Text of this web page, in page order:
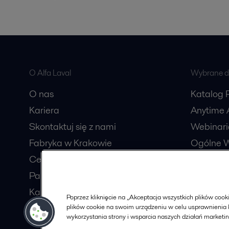
O Alfa Laval
O nas
Kariera
Skontaktuj się z nami
Fabryka w Krakowie
Centrum usług wspólnych
Partnerzy handlowi
Karty charakterystyki
Zostań Partnerem
Wybrane
Katalog
Anytime
Ogólne
Poprzez kliknięcie na „Akceptacja wszystkich plików
plików cookie na swoim urządzeniu w celu
wykorzystania strony i wsparcia naszych działań